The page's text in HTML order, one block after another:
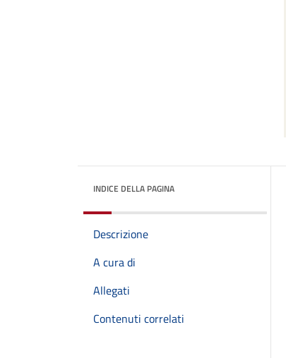
INDICE DELLA PAGINA
Descrizione
A cura di
Allegati
Contenuti correlati